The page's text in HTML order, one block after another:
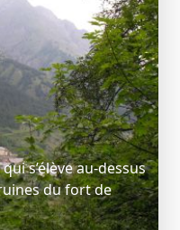
s’élève au-dessus
du fort de